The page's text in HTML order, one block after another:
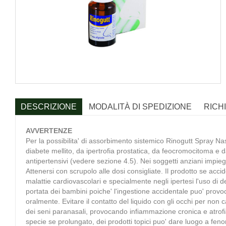
DESCRIZIONE MODALITÀ DI SPEDIZIONE
AVVERTENZE
Per la possibilita' di assorbimento sistemico Rinogutt Spray
diabete mellito, da ipertrofia prostatica, da feocromocitoma e
antipertensivi (vedere sezione 4.5). Nei soggetti anziani
Attenersi con scrupolo alle dosi consigliate. Il prodotto se
malattie cardiovascolari e specialmente negli ipertesi l'uso di
portata dei bambini poiche' l'ingestione accidentale puo'
oralmente. Evitare il contatto del liquido con gli occhi per non
dei seni paranasali, provocando infiammazione cronica e
specie se prolungato, dei prodotti topici puo' dare luogo a